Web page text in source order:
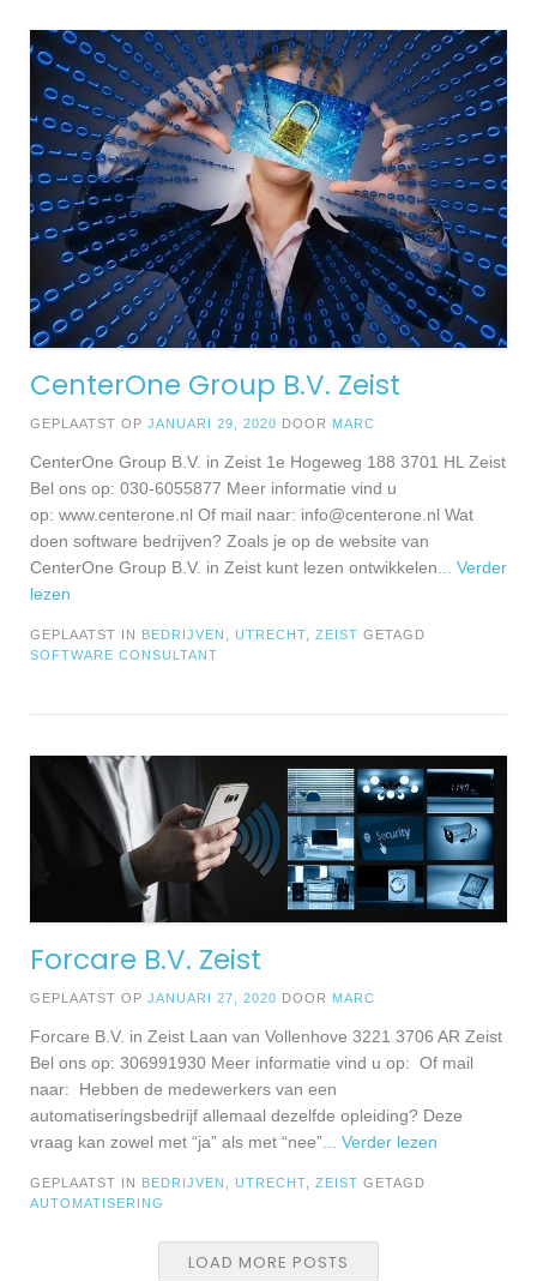
CenterOne Group B.V. Zeist
GEPLAATST OP JANUARI 29, 2020 DOOR MARC
CenterOne Group B.V. in Zeist 1e Hogeweg 188 3701 HL Zeist
Bel ons op: 030-6055877 Meer informatie vind u
op: www.centerone.nl Of mail naar: info@centerone.nl Wat
doen software bedrijven? Zoals je op de website van
CenterOne Group B.V. in Zeist kunt lezen ontwikkelen ... Verder
lezen
GEPLAATST IN BEDRIJVEN UTRECHT ZEIST GETAGD
SOFTWARE CONSULTANT
Forcare B.V. Zeist
GEPLAATST OP JANUARI 27, 2020 DOOR MARC
Forcare B.V. in Zeist Laan van Vollenhove 3221 3706 AR Zeist
Bel ons op: 306991930 Meer informatie vind u op: Of mail
naar: Hebben de medewerkers van een
automatiseringsbedrijf allemaal dezelfde opleiding? Deze
vraag kan zowel met “ja” als met “nee” ... Verder lezen
GEPLAATST IN BEDRIJVEN UTRECHT ZEIST GETAGD
AUTOMATISERING
LOAD MORE POSTS